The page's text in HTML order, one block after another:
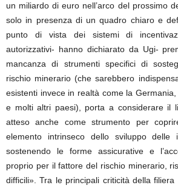
un miliardo di euro nell’arco del prossimo
solo in presenza di un quadro chiaro e
punto di vista dei sistemi di
autorizzativi- hanno dichiarato da Ugi-
mancanza di strumenti specifici di
rischio minerario (che sarebbero
esistenti invece in realtà come la
e molti altri paesi), porta a considerare il
atteso anche come strumento per
elemento intrinseco dello sviluppo delle
sostenendo le forme assicurative e
proprio per il fattore del rischio minerario,
difficili». Tra le principali criticità della filiera